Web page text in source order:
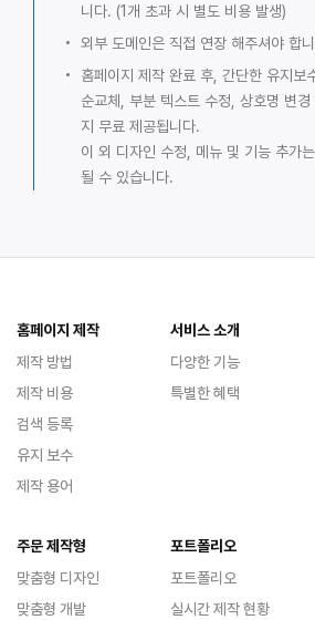
니다. (1개 초과 시 별도 비용 발생)
외부 도메인은 직접 연장 해주셔야 합
홈페이지 제작 완료 후, 간단한 유지보
순교체, 부분 텍스트 수정, 상호명 변
지 무료 제공됩니다.
이 외 디자인 수정, 메뉴 및 기능 추가
될 수 있습니다.
홈페이지 제작
제작 방법
제작 비용
검색 등록
유지 보수
제작 용어
서비스 소개
다양한 기능
특별한 혜택
주문 제작형
맞춤형 디자인
맞춤형 개발
포트폴리오
포트폴리오
실시간 제작 현황